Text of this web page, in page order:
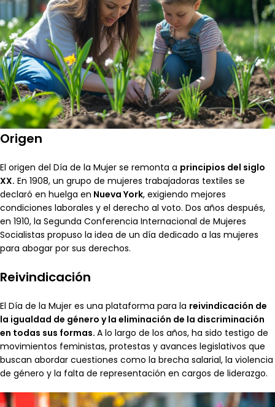
Origen
El origen del Día de la Mujer se remonta a principios del siglo
XX. En 1908, un grupo de mujeres trabajadoras textiles se
declaró en huelga en Nueva York, exigiendo mejores
condiciones laborales y el derecho al voto. Dos años después,
en 1910, la Segunda Conferencia Internacional de Mujeres
Socialistas propuso la idea de un día dedicado a las mujeres
para abogar por sus derechos.
Reivindicación
El Día de la Mujer es una plataforma para la reivindicación de
la igualdad de género y la eliminación de la discriminación
en todas sus formas. A lo largo de los años, ha sido testigo de
movimientos feministas, protestas y avances legislativos que
buscan abordar cuestiones como la brecha salarial, la violencia
de género y la falta de representación en cargos de liderazgo.